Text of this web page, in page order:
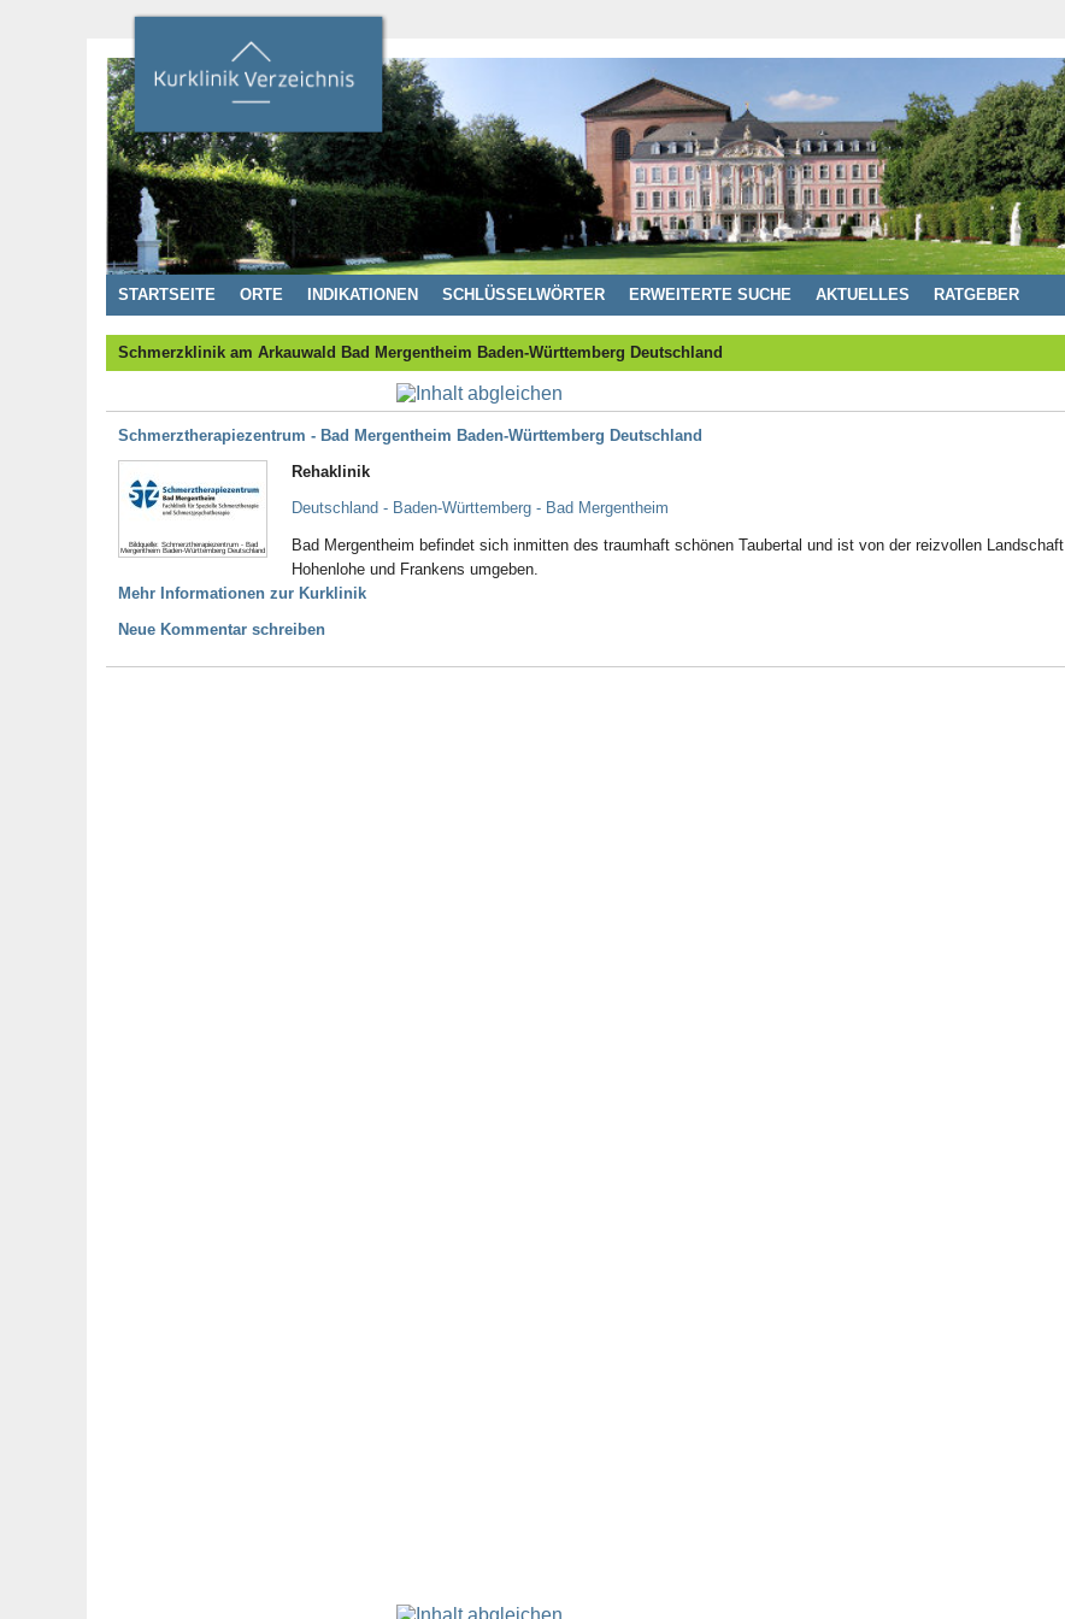
STARTSEITE ORTE INDIKATIONEN SCHLÜSSELWÖRTER ERWEITERTE SUCHE AKTUELLES RATGEBER
Schmerzklinik am Arkauwald Bad Mergentheim Baden-Württemberg Deutschland
Schmerztherapiezentrum - Bad Mergentheim Baden-Württemberg Deutschland
Bildquelle: Schmerztherapiezentrum - Bad
Mergentheim Baden-Württemberg Deutschland
Rehaklinik
Deutschland - Baden-Württemberg - Bad Mergentheim
Bad Mergentheim befindet sich inmitten des traumhaft schönen Taubertal und ist von der reizvollen Landschaft
Hohenlohe und Frankens umgeben.
Mehr Informationen zur Kurklinik
Neue Kommentar schreiben